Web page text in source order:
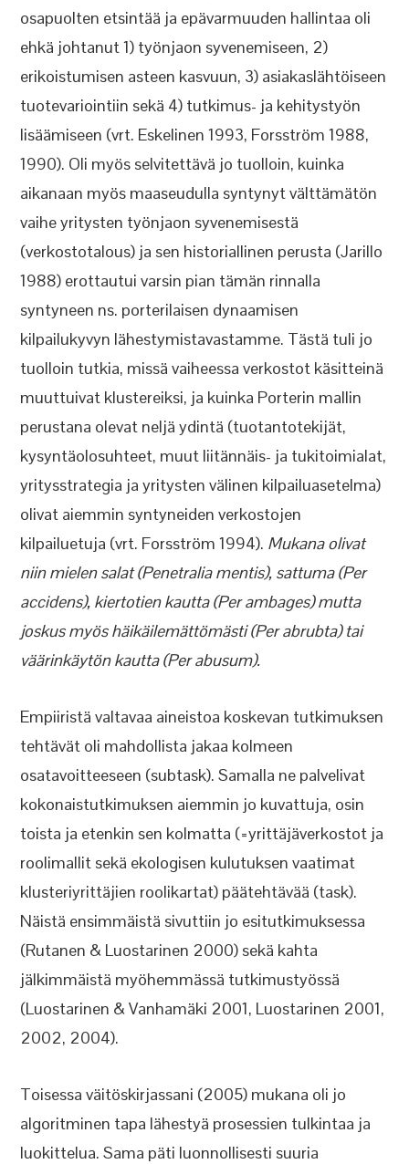
osapuolten etsintää ja epävarmuuden hallintaa oli
ehkä johtanut 1) työnjaon syvenemiseen, 2)
erikoistumisen asteen kasvuun, 3) asiakaslähtöiseen
tuotevariointiin sekä 4) tutkimus- ja kehitystyön
lisäämiseen (vrt. Eskelinen 1993, Forsström 1988,
1990). Oli myös selvitettävä jo tuolloin, kuinka
aikanaan myös maaseudulla syntynyt välttämätön
vaihe yritysten työnjaon syvenemisestä
(verkostotalous) ja sen historiallinen perusta (Jarillo
1988) erottautui varsin pian tämän rinnalla
syntyneen ns. porterilaisen dynaamisen
kilpailukyvyn lähestymistavastamme. Tästä tuli jo
tuolloin tutkia, missä vaiheessa verkostot käsitteinä
muuttuivat klustereiksi, ja kuinka Porterin mallin
perustana olevat neljä ydintä (tuotantotekijät,
kysyntäolosuhteet, muut liitännäis- ja tukitoimialat,
yritysstrategia ja yritysten välinen kilpailuasetelma)
olivat aiemmin syntyneiden verkostojen
kilpailuetuja (vrt. Forsström 1994). Mukana olivat
niin mielen salat (Penetralia mentis), sattuma (Per
accidens), kiertotien kautta (Per ambages) mutta
joskus myös häikäilemättömästi (Per abrubta) tai
väärinkäytön kautta (Per abusum).
Empiiristä valtavaa aineistoa koskevan tutkimuksen
tehtävät oli mahdollista jakaa kolmeen
osatavoitteeseen (subtask). Samalla ne palvelivat
kokonaistutkimuksen aiemmin jo kuvattuja, osin
toista ja etenkin sen kolmatta (=yrittäjäverkostot ja
roolimallit sekä ekologisen kulutuksen vaatimat
klusteriyrittäjien roolikartat) päätehtävää (task).
Näistä ensimmäistä sivuttiin jo esitutkimuksessa
(Rutanen & Luostarinen 2000) sekä kahta
jälkimmäistä myöhemmässä tutkimustyössä
(Luostarinen & Vanhamäki 2001, Luostarinen 2001,
2002, 2004).
Toisessa väitöskirjassani (2005) mukana oli jo
algoritminen tapa lähestyä prosessien tulkintaa ja
luokittelua. Sama päti luonnollisesti suuria